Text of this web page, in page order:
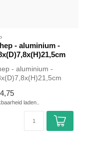
- aluminium -
- aluminium -
4,75
laden..